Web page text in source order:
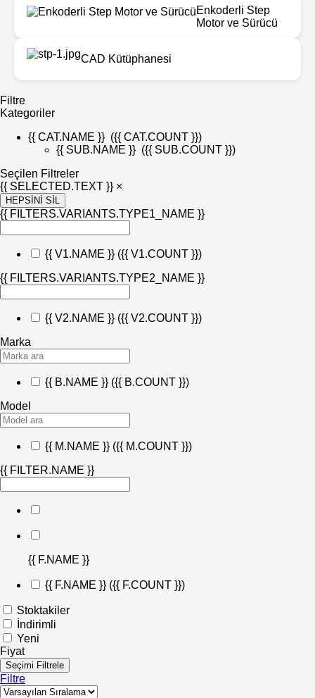
Enkoderli Step
Motor ve Sürücü
CAD Kütüphanesi
Filtre
Kategoriler
{{ CAT.NAME }} ({{ CAT.COUNT }})
{{ SUB.NAME }} ({{ SUB.COUNT }})
Seçilen Filtreler
{{ SELECTED.TEXT }} ×
HEPSİNİ SİL
{{ FILTERS.VARIANTS.TYPE1_NAME }}
{{ V1.NAME }} ({{ V1.COUNT }})
{{ FILTERS.VARIANTS.TYPE2_NAME }}
{{ V2.NAME }} ({{ V2.COUNT }})
Marka
{{ B.NAME }} ({{ B.COUNT }})
Model
{{ M.NAME }} ({{ M.COUNT }})
{{ FILTER.NAME }}
{{ F.NAME }}
{{ F.NAME }} ({{ F.COUNT }})
Stoktakiler
İndirimli
Yeni
Fiyat
Seçimi Filtrele
Filtre